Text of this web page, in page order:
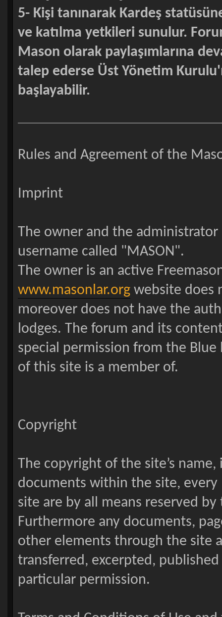
5- Kişi tanınarak Kardeş
ve katılma yetkileri sunulur.
Mason olarak paylaşımlarına
talep ederse Üst Yönetim
başlayabilir.
Rules and Agreement of the
Imprint
The owner and the
username called "MASON".
The owner is an active
www.masonlar.orgwebsite does
moreover does not have the
lodges. The forum and its
special permission from the
of this site is a member of.
Copyright
The copyright of the site’s
documents within the site,
site are by all means reserved
Furthermore any documents,
other elements through the site
transferred, excerpted,
particular permission.